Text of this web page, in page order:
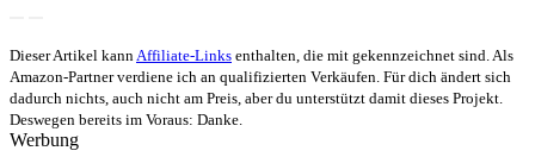
Dieser Artikel kannAffiliate-Links enthalten, die mit gekennzeichnet sind. Als
Amazon-Partner verdiene ich an qualifizierten Verkäufen. Für dich ändert sich
dadurch nichts, auch nicht am Preis, aber du unterstützt damit dieses Projekt.
Deswegen bereits im Voraus: Danke.
Werbung